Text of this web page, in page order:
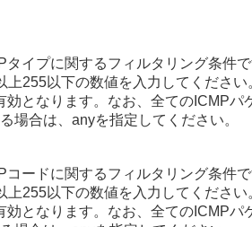
タイプに関するフィルタリング条件
上255以下の数値を入力してくださ
効となります。なお、全てのICMPパ
場合は、anyを指定してください。
コードに関するフィルタリング条件
上255以下の数値を入力してくださ
効となります。なお、全てのICMPパ